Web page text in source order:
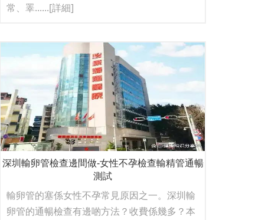
常、睪......[詳細]
深圳輸卵管檢查邊間做-女性不孕檢查輸精管通暢
測試
輸卵管的塞係女性不孕常見原因之一。深圳輸
卵管的通暢檢查有邊啲方法？收費係幾多？本